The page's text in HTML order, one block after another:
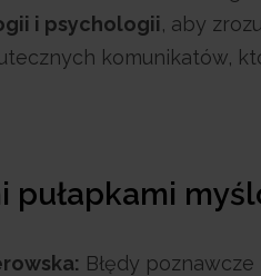
i psychologii, aby
komunikatów,
pułapkami
Błędy